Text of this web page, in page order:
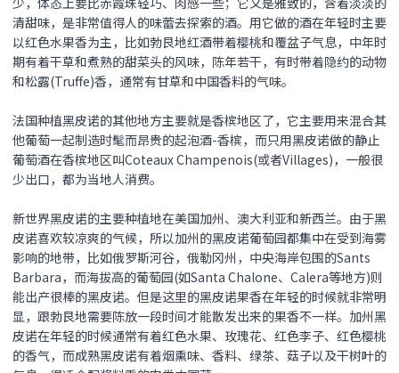
清甜味，是非常值得人的味蕾去探索的酒。用它做的酒在年轻时主要
以红色水果香为主，比如勃艮地红酒带着樱桃和覆盆子气息，中年时
期有着干草和煮熟的甜菜头的风味，陈年若干，有时带着隐约的动物
和松露(Truffe)香，通常有甘草和中国香料的气味。
法国种植黑皮诺的其他地方主要就是香槟地区了，它主要用来混合其
他葡萄一起制造时髦而昂贵的起泡酒-香槟，而只用黑皮诺做的静止
葡萄酒在香槟地区叫Coteaux Champenois(或者Villages)，一般很
少出口，都为当地人消费。
新世界黑皮诺的主要种植地在美国加州、澳大利亚和新西兰。由于黑
皮诺喜欢较凉爽的气候，所以加州的黑皮诺葡萄园都集中在受到海雾
影响的地带，比如俄罗斯河谷，俄勒冈州，中央海岸包围的Sants
Barbara，而海拔高的葡萄园(如Santa Chalone、Calera等地方)则
能出产很棒的黑皮诺。但是这里的黑皮诺果香在年轻的时候就非常明
显，跟勃艮地需要陈放一段时间才能散发出来的果香不一样。加州黑
皮诺在年轻的时候通常有着红色水果、玫瑰花、红色李子、红色樱桃
的香气，而成熟黑皮诺有着烟熏味、香料、绿茶、菇子以及干树叶的